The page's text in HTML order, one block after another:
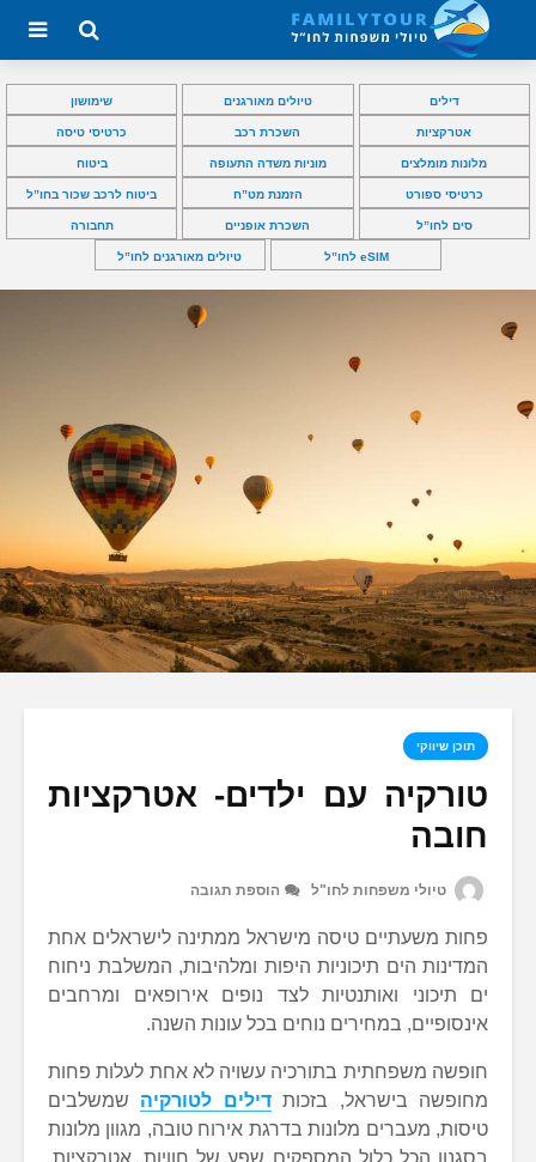
דילים טיולים מאורגנים שימושון
אטרקציות השכרת רכב כרטיסי טיסה
מלונות מומלצים מוניות משדה התעופה ביטוח
כרטיסי ספורט הזמנת מט”ח ביטוח לרכב שכור בחו”ל
סים לחו”ל השכרת אופניים תחבורה
eSIM לחו”ל טיולים מאורגנים לחו”ל
תוכן שיווקי
טורקיה עם ילדים- אטרקציות
חובה
טיולי משפחות לחו"ל הוספת תגובה
פחות משעתיים טיסה מישראל ממתינה לישראלים אחת
המדינות הים תיכוניות היפות ומלהיבות, המשלבת ניחוח
ים תיכוני ואותנטיות לצד נופים אירופאים ומרחבים
אינסופיים, במחירים נוחים בכל עונות השנה.
חופשה משפחתית בתורכיה עשויה לא אחת לעלות פחות
מחופשה בישראל, בזכותדילים לטורקיה שמשלבים
טיסות, מעברים מלונות בדרגת אירוח טובה, מגוון מלונות
בסגנון הכל כלול המספקים שפע של חוויות, אטרקציות,